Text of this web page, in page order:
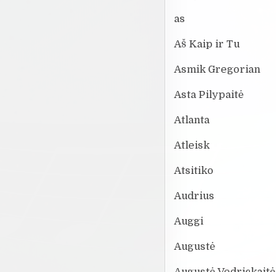
as
Aš Kaip ir Tu
Asmik Gregorian
Asta Pilypaitė
Atlanta
Atleisk
Atsitiko
Audrius
Auggi
Augustė